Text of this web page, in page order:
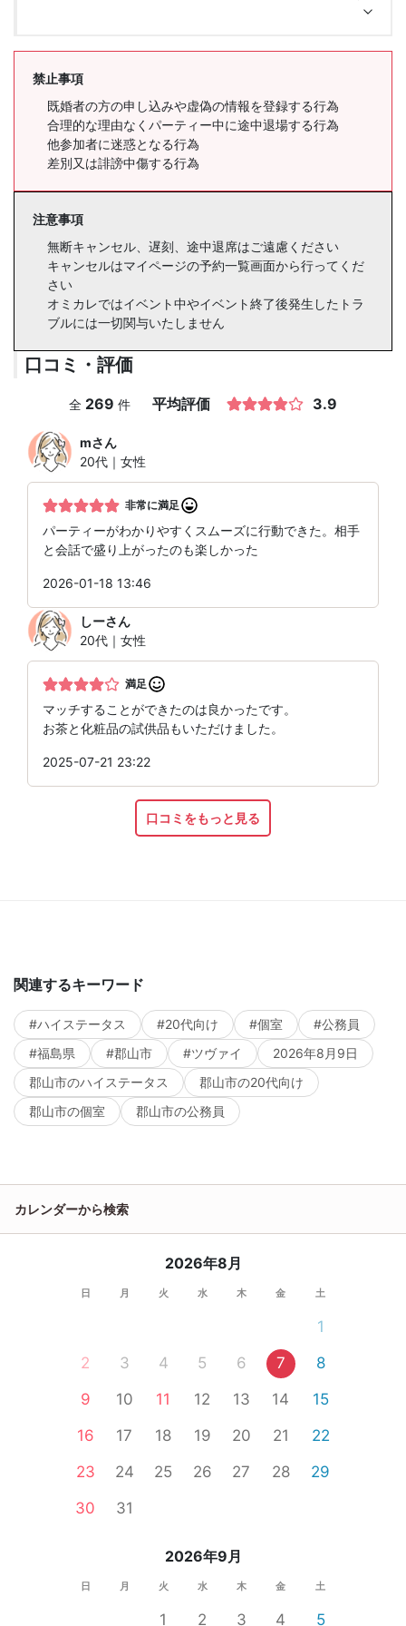
禁止事項
既婚者の方の申し込みや虚偽の情報を登録する行為
合理的な理由なくパーティー中に途中退場する行為
他参加者に迷惑となる行為
差別又は誹謗中傷する行為
注意事項
無断キャンセル、遅刻、途中退席はご遠慮ください
キャンセルはマイページの予約一覧画面から行ってくだ
さい
オミカレではイベント中やイベント終了後発生したトラ
ブルには一切関与いたしません
口コミ・評価
全 269 件 平均評価 3.9
mさん
20代｜女性
非常に満足
パーティーがわかりやすくスムーズに行動できた。相手
と会話で盛り上がったのも楽しかった
2026-01-18 13:46
しーさん
20代｜女性
満足
マッチすることができたのは良かったです。
お茶と化粧品の試供品もいただけました。
2025-07-21 23:22
口コミをもっと見る
関連するキーワード
#ハイステータス #20代向け #個室
#公務員
#福島県
#郡山市 #ツヴァイ
2026年8月9日
郡山市のハイステータス
郡山市の20代向け
郡山市の個室
郡山市の公務員
カレンダーから検索
2026年8月
日 月 火 水 木 金 土
1
2
3 4 5 6 7
8
9
10 11 12 13 14
15
16
17 18 19 20 21
22
23
24 25 26 27 28
29
30
31
2026年9月
日 月 火 水 木 金 土
1 2 3 4 5